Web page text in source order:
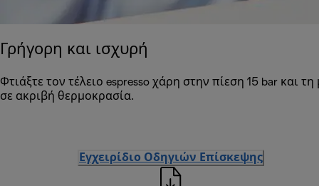
Γρήγορη και ισχυρή
Φτιάξτε τον τέλειο espresso χάρη στην πίεση 15 bar και
σε ακριβή θερμοκρασία.
Εγχειρίδιο Οδηγιών Επίσκεψης